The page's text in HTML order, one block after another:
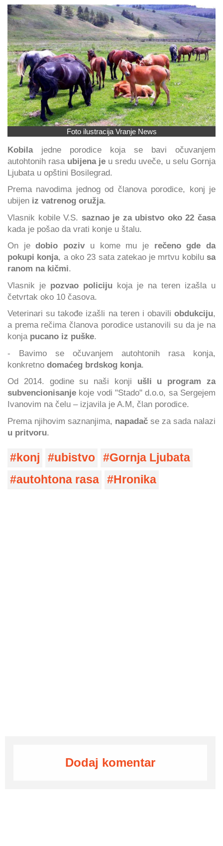
Foto ilustracija Vranje News
Kobila jedne porodice koja se bavi očuvanjem
autohtonih rasa ubijena je u sredu uveče, u selu Gornja
Ljubata u opštini Bosilegrad.
Prema navodima jednog od članova porodice, konj je
ubijen iz vatrenog oružja.
Vlasnik kobile V.S. saznao je za ubistvo oko 22 časa
kada je pošao da vrati konje u štalu.
On jedobio poziv u kome mu je rečeno gde da
pokupi konja, a oko 23 sata zatekao je mrtvu kobilusa
ranom na kičmi.
Vlasnik je pozvao policiju koja je na teren izašla u
četvrtak oko 10 časova.
Veterinari su takođe izašli na teren i obavili obdukciju,
a prema rečima članova porodice ustanovili su da je na
konja pucano iz puške.
- Bavimo se očuvanjem autohtonih rasa konja,
konkretno domaćeg brdskog konja.
Od 2014. godine su naši konji ušli u program za
subvencionisanje koje vodi "Stado" d.o.o, sa Sergejem
Ivanovim na čelu – izjavila je A.M, član porodice.
Prema njihovim saznanjima, napadač se za sada nalazi
u pritvoru.
konj ubistvo
Gornja Ljubata
autohtona rasa
Hronika
Dodaj komentar